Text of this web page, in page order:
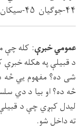
۴۴-جوګیان ۴۵-سیکان ۴۶-اهل هنود ۴۷-یهود
عمومي خبرې: كله چې
د قبيلې په هكله خبرې
شى ده؟ مفهوم يي څه
څه ده؟ او بيا د دي
ليدل كېږي چې د
ته داخل شو.